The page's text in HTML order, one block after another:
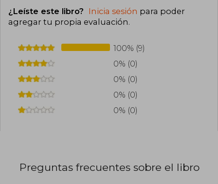
¿Leíste este libro? Inicia sesión para poder
agregar tu propia evaluación.
100% (9)
0% (0)
0% (0)
0% (0)
0% (0)
Preguntas frecuentes sobre el libro